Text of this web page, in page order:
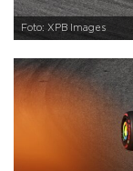
Foto: XPB Images